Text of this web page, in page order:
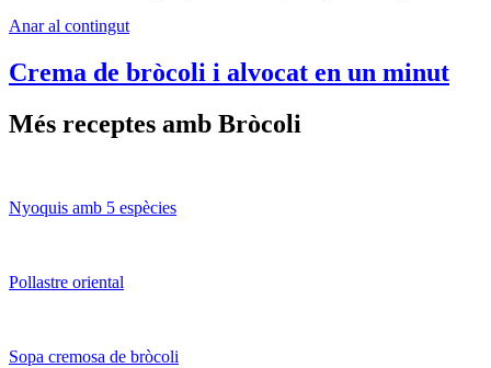
Anar al contingut
Crema de bròcoli i alvocat en un minut
Més receptes amb Bròcoli
Nyoquis amb 5 espècies
Pollastre oriental
Sopa cremosa de bròcoli